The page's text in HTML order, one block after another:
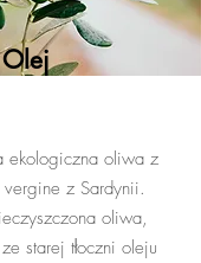
Olej
ekologiczna oliwa z
z Sardynii.
oliwa,
starej tłoczni oleju